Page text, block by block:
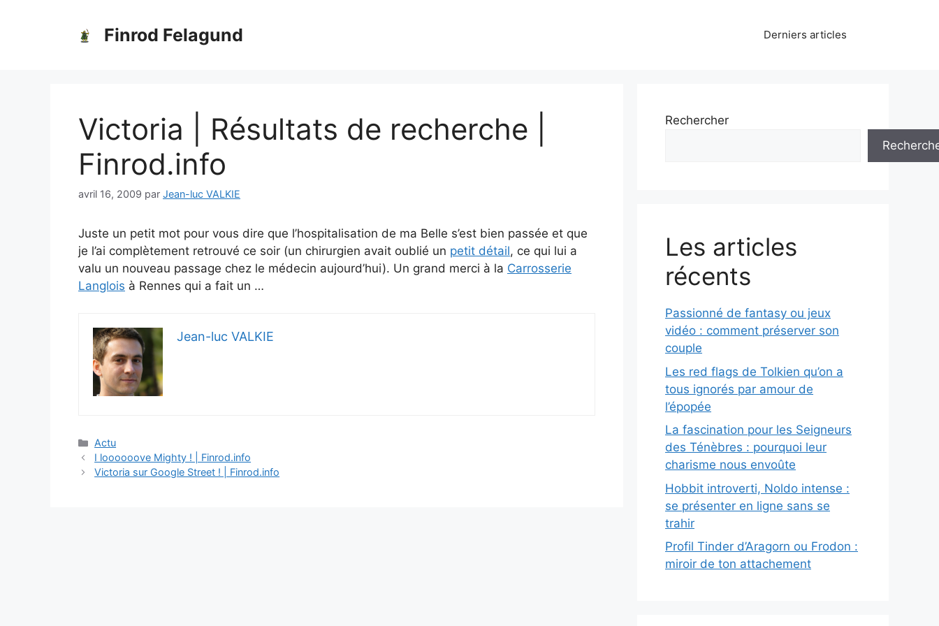
Finrod Felagund Derniers articles
Victoria | Résultats de recherche |
Finrod.info
avril 16, 2009 par Jean-luc VALKIE
Juste un petit mot pour vous dire que l’hospitalisation de ma Belle s’est bien passée et que
je l’ai complètement retrouvé ce soir (un chirurgien avait oublié un petit détail, ce qui lui a
valu un nouveau passage chez le médecin aujourd’hui). Un grand merci à la Carrosserie
Langlois à Rennes qui a fait un …
Jean-luc VALKIE
Catégories
Actu
I loooooove Mighty ! | Finrod.info
Victoria sur Google Street ! | Finrod.info
Rechercher
Les articles
récents
Passionné de fantasy ou jeux
vidéo : comment préserver son
couple
Les red flags de Tolkien qu’on a
tous ignorés par amour de
l’épopée
La fascination pour les Seigneurs
des Ténèbres : pourquoi leur
charisme nous envoûte
Hobbit introverti, Noldo intense :
se présenter en ligne sans se
trahir
Profil Tinder d’Aragorn ou Frodon :
miroir de ton attachement